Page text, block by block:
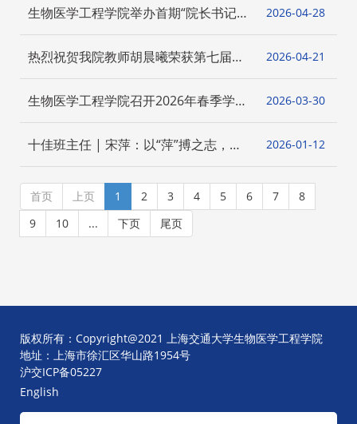
生座谈会
生物医学工程学院举办首期“院长书记午
餐会”，助力青年教师成长成才
28
2026-04
热烈祝贺我院教师胡晨曦荣获第七届上
海高校青年教师教学竞赛一等奖
21
2026-04
生物医学工程学院召开2026年春季学期
实验室安全工作系列会议
30
2026-03
十佳班主任 | 宋萍：以“萍”搏之志，育
医工交叉创新之才
12
2026-01
首页 上页 1 2 3 4 5 6 7
8
9
10 ... 下页 尾页
版权所有：Copyright@2021 上海交通大学生物医学工程学院
地址：上海市徐汇区华山路1954号
沪交ICP备05227
English